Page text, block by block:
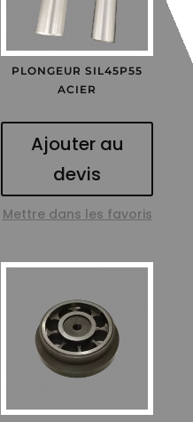
PLONGEUR SIL45P55
ACIER
Ajouter au
devis
Mettre dans les favoris